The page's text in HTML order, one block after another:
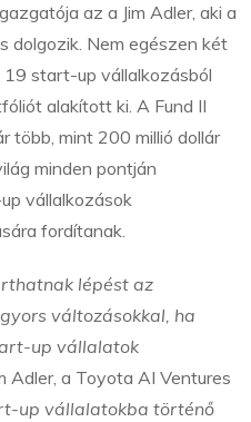
az a Jim Adler, aki a
dolgozik. Nem egészen két
start-up vállalkozásból
alakított ki. A Fund II
több, mint 200 millió dollár
minden pontján
vállalkozások
fordítanak.
lépést az
változásokkal, ha
up vállalatok
Adler, a Toyota AI Ventures
up vállalatokba történő